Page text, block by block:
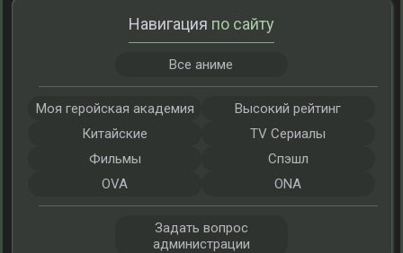
Навигация по сайту
Все аниме
Моя геройская академия
Высокий рейтинг
Китайские
TV Сериалы
Фильмы
Спэшл
OVA
ONA
Задать вопрос
администрации